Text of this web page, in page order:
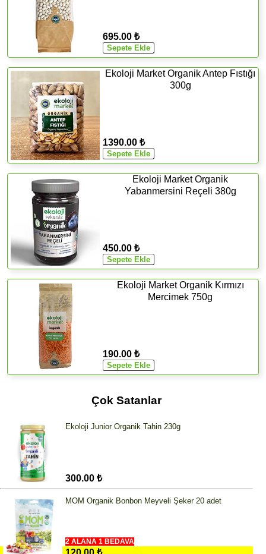
695.00 ₺
Ekoloji Market Organik Antep Fıstığı
300g
1390.00 ₺
Ekoloji Market Organik
Yabanmersini Reçeli 380g
450.00 ₺
Ekoloji Market Organik Kırmızı
Mercimek 750g
190.00 ₺
Çok Satanlar
Ekoloji Junior Organik Tahin 230g
300.00 ₺
MOM Organik Bonbon Meyveli Şeker 20 adet
2 ALANA 1 BEDAVA